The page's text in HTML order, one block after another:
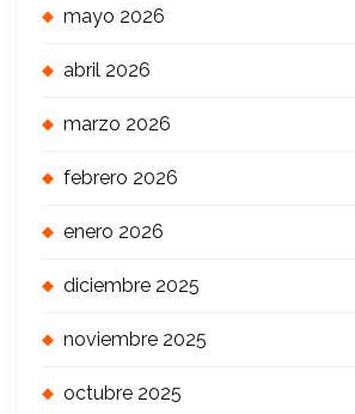
mayo 2026
abril 2026
marzo 2026
febrero 2026
enero 2026
diciembre 2025
noviembre 2025
octubre 2025